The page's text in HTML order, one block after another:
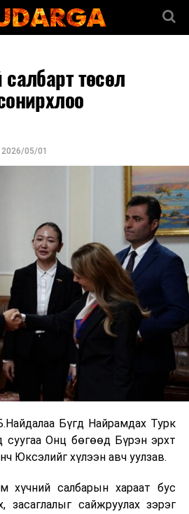
төсөл
2026/05/01
Бүгд Найрамдах Турк
суугаа Онц бөгөөд Бүрэн эрхт
Юксэлийг хүлээн авч уулзав.
хүчний салбарын хараат бус
засаглалыг сайжруулах зэрэг